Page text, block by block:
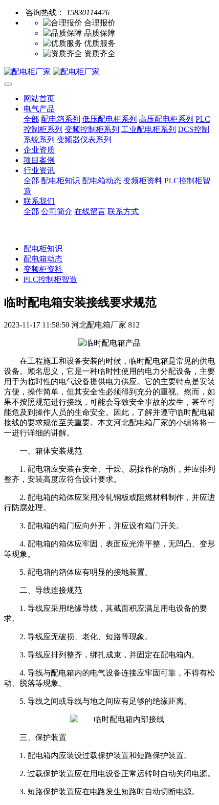
咨询热线：
15830114476
合理报价
品质保障
优质服务
资质齐全
网站首页
电气产品
全部 配电箱系列 低压配电柜系列 高压配电柜系列 PLC
控制柜系列 变频控制柜系列 工业配电柜系列 DCS控制
系统系列 变频器仪表系列
企业资质
项目案例
行业资讯
全部 配电柜知识 配电箱动态 变频柜资料 PLC控制柜智
造
联系我们
全部 公司简介 在线留言 联系方式
配电柜知识
配电箱动态
变频柜资料
PLC控制柜智造
临时配电箱安装接线要求规范
2023-11-17 11:58:50 河北配电箱厂家 812
在工程施工和设备安装的时候，临时配电箱是常见的供电
设备。顾名思义，它是一种临时性使用的电力分配设备，主要
用于为临时性的电气设备提供电力供应。它的主要特点是安装
方便，操作简单，但其安全性必须得到充分的重视。然而，如
果不按照规范进行接线，可能会导致安全事故的发生，甚至可
能危及到操作人员的生命安全。因此，了解并遵守临时配电箱
接线的要求规范至关重要。本文河北配电箱厂家的小编将将一
一进行详细的讲解。
一、箱体安装规范
1. 配电箱应安装在安全、干燥、易操作的场所，并应排列
整齐，安装高度应符合设计要求。
2. 配电箱的箱体应采用冷轧钢板或阻燃材料制作，并应进
行防腐处理。
3. 配电箱的箱门应向外开，并应设有箱门开关。
4. 配电箱的箱体应牢固，表面应光滑平整，无凹凸、变形
等现象。
5. 配电箱的箱体应有明显的接地装置。
二、导线连接规范
1. 导线应采用绝缘导线，其截面积应满足用电设备的要
求。
2. 导线应无破损、老化、短路等现象。
3. 导线应排列整齐，绑扎成束，并固定在配电箱内。
4. 导线与配电箱内的电气设备连接应牢固可靠，不得有松
动、脱落等现象。
5. 导线之间或导线与地之间应有足够的绝缘距离。
三、保护装置
1. 配电箱内应装设过载保护装置和短路保护装置。
2. 过载保护装置应在用电设备正常运转时自动关闭电源。
3. 短路保护装置应在电路发生短路时自动切断电源。